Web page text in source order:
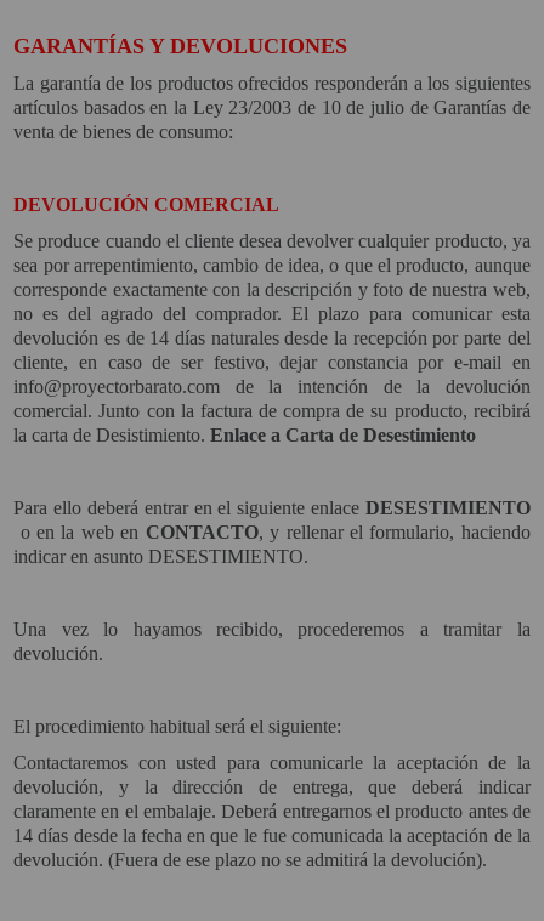
MUNDIAL 2026
PROYECTOR PARA FUTBOL
PROYECTORES 2K O 4K
REACONDICIONADOS
SUPER OFERTAS
¿QUÉ MODELO NECESITO?
OFERTAS DESTACADAS
TIPOS DE PROYECTOR
PANTALLAS DE
PRODUCTOS
RECOMENDADOS
CABLES Y ACCESORIOS
951 10 21 22
Lunes a Viernes:9.00h a 15.30h
pedidos@proyectorbarato.com
Asistencia Técnica:
GARANTÍAS Y DEVOLUCIONES
La garantía de los productos ofrecidos responderán a los siguientes
artículos basados en la Ley 23/2003 de 10 de julio de Garantías de
venta de bienes de consumo:
DEVOLUCIÓN COMERCIAL
Se produce cuando el cliente desea devolver cualquier producto, ya
sea por arrepentimiento, cambio de idea, o que el producto, aunque
corresponde exactamente con la descripción y foto de nuestra web,
no es del agrado del comprador. El plazo para comunicar esta
devolución es de 14 días naturales desde la recepción por parte del
cliente, en caso de ser festivo, dejar constancia por e-mail en
info@proyectorbarato.com de la intención de la devolución
comercial. Junto con la factura de compra de su producto, recibirá
la carta de Desistimiento.Enlace a Carta de Desestimiento
Para ello deberá entrar en el siguiente enlace DESESTIMIENTO
o en la web en CONTACTO, y rellenar el formulario, haciendo
indicar en asunto DESESTIMIENTO.
Una vez lo hayamos recibido, procederemos a tramitar la
devolución.
El procedimiento habitual será el siguiente:
Contactaremos con usted para comunicarle la aceptación de la
devolución, y la dirección de entrega, que deberá indicar
claramente en el embalaje. Deberá entregarnos el producto antes de
14 días desde la fecha en que le fue comunicada la aceptación de la
devolución. (Fuera de ese plazo no se admitirá la devolución).